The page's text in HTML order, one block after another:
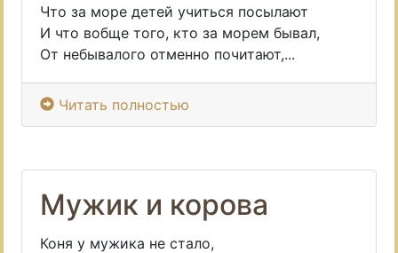
Что за море детей учиться посылают
И что вобще того, кто за морем бывал,
От небывалого отменно почитают,...
Читать полностью
Мужик и корова
Коня у мужика не стало,